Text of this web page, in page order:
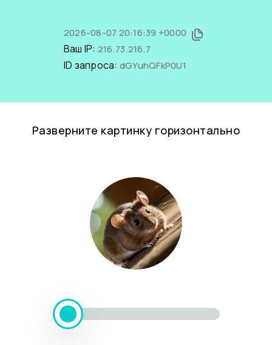
2026-08-07 20:16:39 +0000
Ваш IP: 216.73.216.7
ID запроса: dGYuhQFkP0U1
Разверните картинку горизонтально